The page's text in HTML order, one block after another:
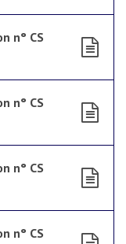
n° CS
n° CS
n° CS
n° CS